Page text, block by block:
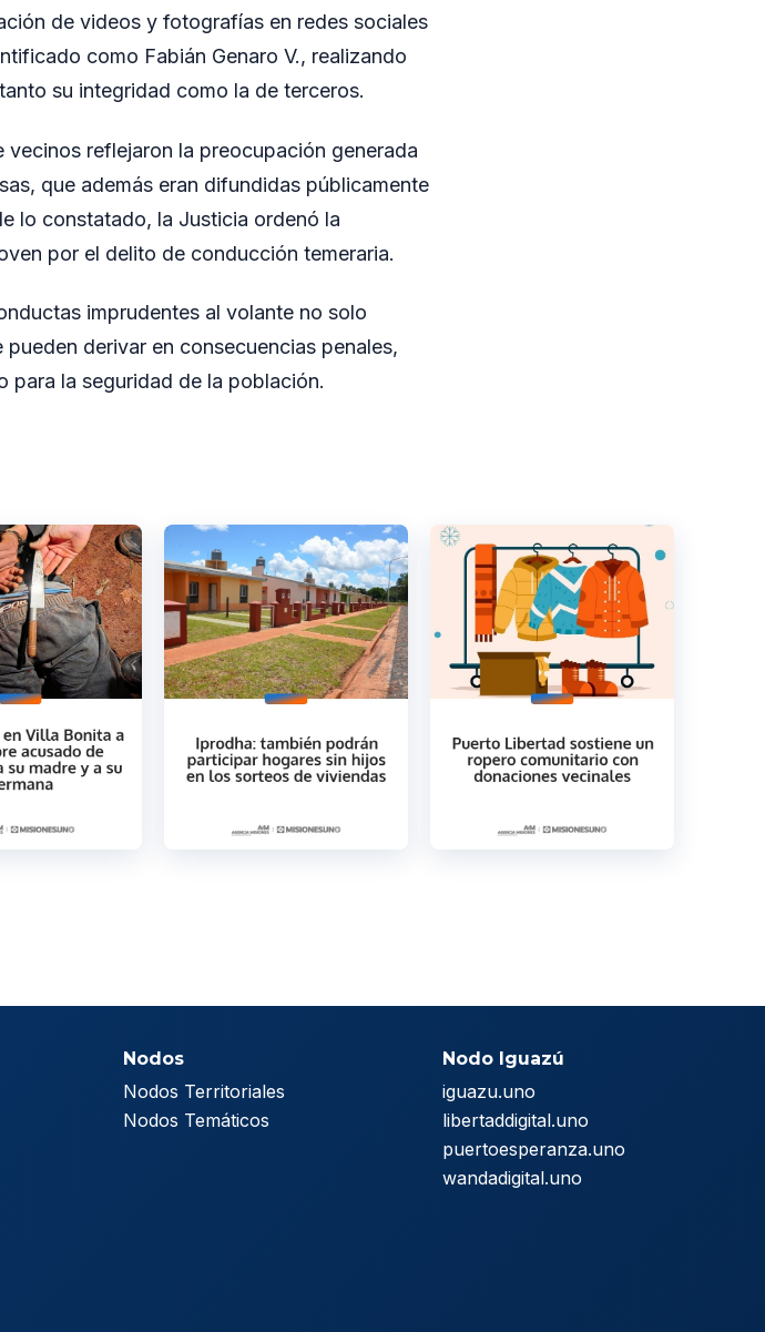
de videos y fotografías en redes sociales
como Fabián Genaro V., realizando
su integridad como la de terceros.
reflejaron la preocupación generada
que además eran difundidas públicamente
lo constatado, la Justicia ordenó la
por el delito de conducción temeraria.
imprudentes al volante no solo
derivar en consecuencias penales,
para la seguridad de la población.
Nodos
Nodos Territoriales
Nodos Temáticos
Nodo Iguazú
iguazu.uno
libertaddigital.uno
puertoesperanza.uno
wandadigital.uno